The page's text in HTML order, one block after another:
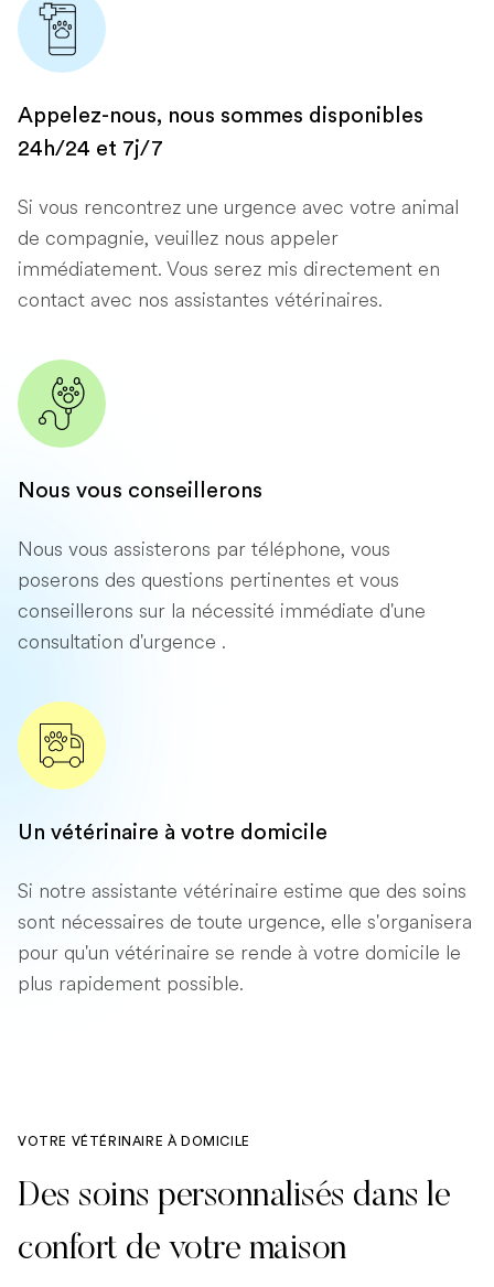
Appelez-nous, nous sommes disponibles
24h/24 et 7j/7
Si vous rencontrez une urgence avec votre animal
de compagnie, veuillez nous appeler
immédiatement. Vous serez mis directement en
contact avec nos assistantes vétérinaires.
Nous vous conseillerons
Nous vous assisterons par téléphone, vous
poserons des questions pertinentes et vous
conseillerons sur la nécessité immédiate d'une
consultation d'urgence .
Un vétérinaire à votre domicile
Si notre assistante vétérinaire estime que des soins
sont nécessaires de toute urgence, elle s'organisera
pour qu'un vétérinaire se rende à votre domicile le
plus rapidement possible.
VOTRE VÉTÉRINAIRE À DOMICILE
Des soins personnalisés dans le
confort de votre maison